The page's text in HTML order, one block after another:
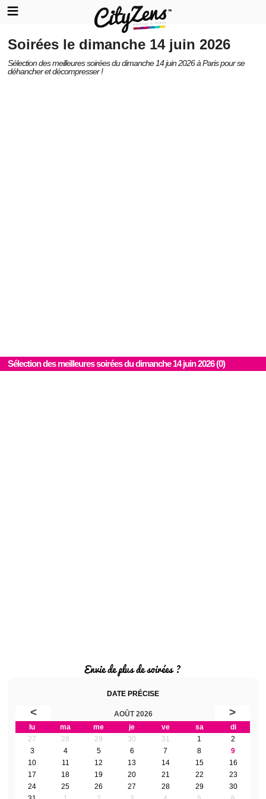
Soirées le dimanche 14 juin 2026
Sélection des meilleures soirées du dimanche 14 juin 2026 à Paris pour se
déhancher et décompresser !
Sélection des meilleures soirées du dimanche 14 juin 2026 (0)
Envie de plus de soirées ?
DATE PRÉCISE
< AOÛT 2026 >
lu ma me je ve sa
di
27
28 29 30 31 1
2
3
4 5 6 7 8
9
10
11 12 13 14 15
16
17
18 19 20 21 22
23
24
25 26 27 28 29
30